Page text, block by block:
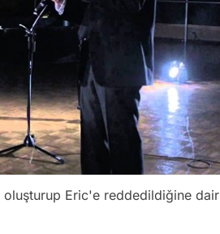
oluşturup Eric'e reddedildiğine dair